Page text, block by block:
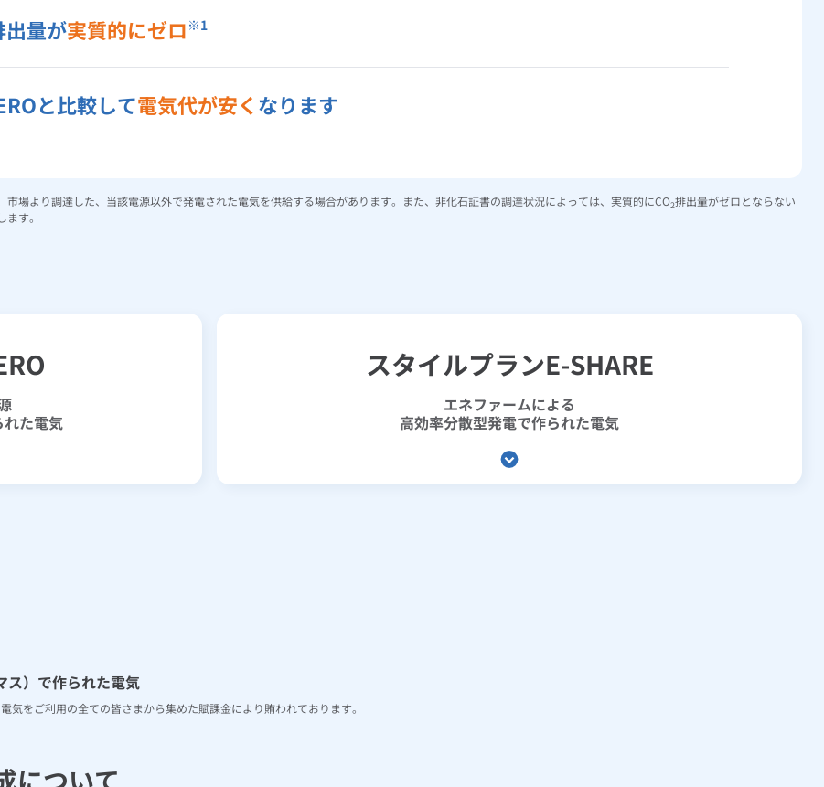
出量が実質的にゼロ ※1
と比較して電気代が安く なります
場より調達した、当該電源以外で発電された電気を供給する場合があります。また、非化石証書の調達状況によっては、実質的にCO2排出量がゼロとならない
す。
れた電気
スタイルプランE-SHARE
エネファームによる
高効率分散型発電で作られた電気
ス）で作られた電気
をご利用の全ての皆さまから集めた賦課金により賄われております。
について